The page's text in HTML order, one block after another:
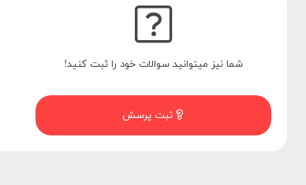
شما نیز میتوانید سوالات خود را ثبت کنید!
ثبت پرسش